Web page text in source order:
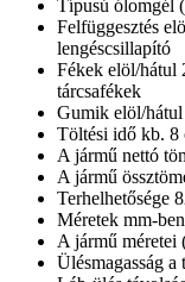
Típusú ólomgél
Felfüggesztés
lengéscsillapító
Fékek elöl/hátul
tárcsafékek
Gumik elöl/
Töltési idő kb. 8
A jármű nettó
A jármű
Terhelhetősége
Méretek mm-ben
A jármű méretei
Ülésmagasság